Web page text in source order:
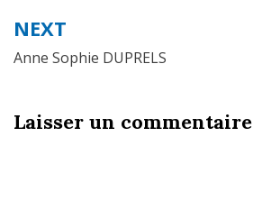
NEXT
Anne Sophie DUPRELS
Laisser un commentaire